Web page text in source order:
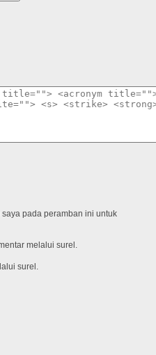
pada peramban ini untuk
melalui surel.
surel.